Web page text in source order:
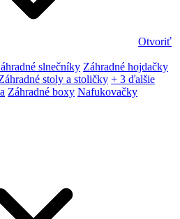
Otvoriť
slnečníky Záhradné hojdačky
stoly a stoličky + 3 ďalšie
Záhradné boxy Nafukovačky